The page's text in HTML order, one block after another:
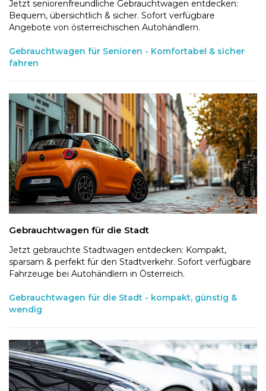
Jetzt seniorenfreundliche Gebrauchtwagen entdecken:
Bequem, übersichtlich & sicher. Sofort verfügbare
Angebote von österreichischen Autohändlern.
Gebrauchtwagen für Senioren - Komfortabel & sicher
fahren
Gebrauchtwagen für die Stadt
Jetzt gebrauchte Stadtwagen entdecken: Kompakt,
sparsam & perfekt für den Stadtverkehr. Sofort verfügbare
Fahrzeuge bei Autohändlern in Österreich.
Gebrauchtwagen für die Stadt - kompakt, günstig &
wendig